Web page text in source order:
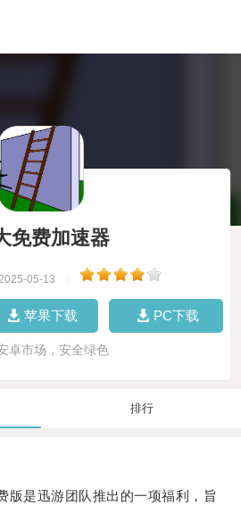
免费加速器
05-13
苹果下载 PC下载
卓市场，安全绿色
排行
是迅游团队推出的一项福利，旨